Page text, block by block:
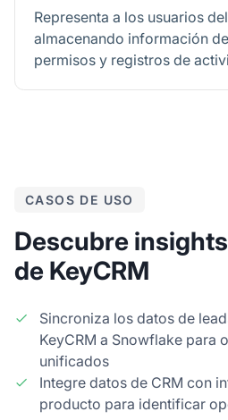
Representa a los usuarios
almacenando información
permisos y registros de
CASOS DE USO
Descubre
de KeyCRM
Sincroniza los datos de
KeyCRM a Snowflake para
unificados
Integre datos de CRM con
producto para identificar